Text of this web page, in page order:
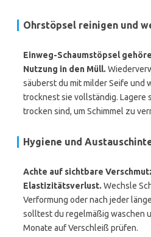
Ohrstöpsel reinigen und
Einweg-Schaumstöpsel
Nutzung in den Müll.
säuberst du mit milder Seife und
trocknest sie vollständig. Lagere
trocken sind, um Schimmel zu
Hygiene und
Achte auf sichtbare
Elastizitätsverlust. Wechsle
Verformung oder nach jeder
solltest du regelmäßig waschen
Monate auf Verschleiß prüfen.